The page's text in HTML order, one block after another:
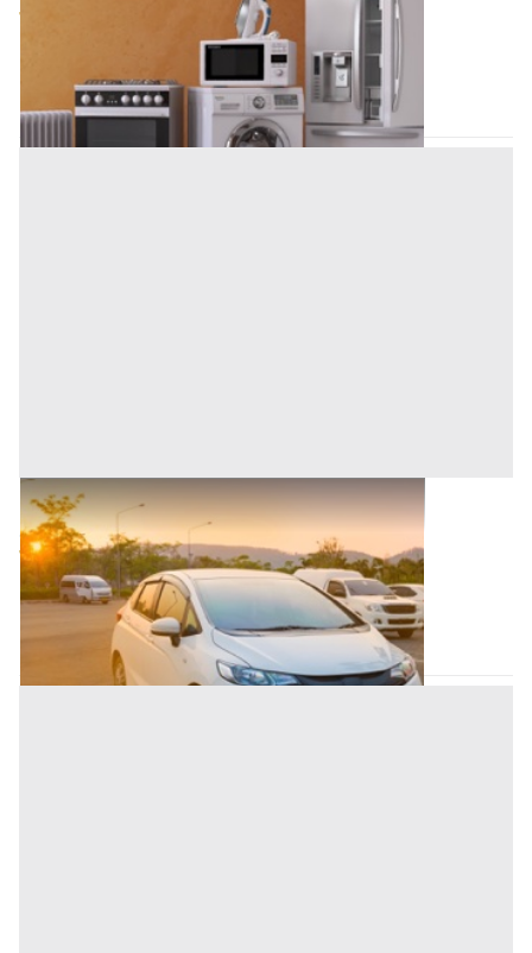
(Padova)
700 €
Codice asta:AT7515767
Asta chiusa
Autovetture all'asta a Padova
Piazzola sul Brenta (Padova)
Offerta minima
700 €
Codice asta:AT75157703
Asta chiusa